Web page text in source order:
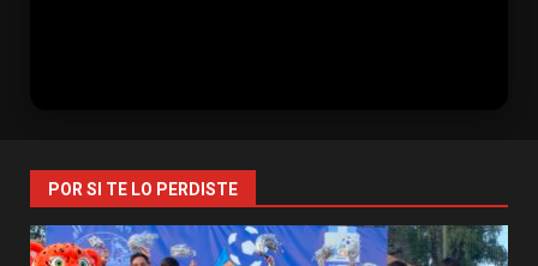
POR SI TE LO PERDISTE